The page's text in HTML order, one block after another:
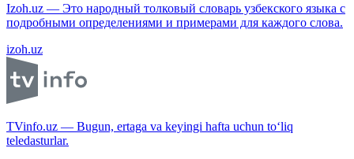
Izoh.uz — Это народный толковый словарь узбекского языка с
подробными определениями и примерами для каждого слова.
izoh.uz
TVinfo.uz — Bugun, ertaga va keyingi hafta uchun to‘liq
teledasturlar.